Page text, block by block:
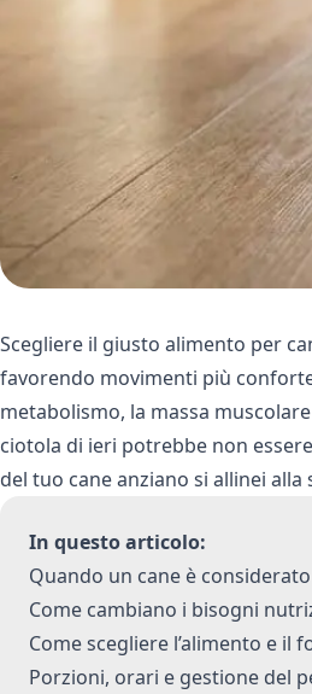
Scegliere il giusto alimento per
favorendo movimenti più
metabolismo, la massa
ciotola di ieri potrebbe non
del tuo cane anziano si allinei
In questo articolo:
Quando un cane è considerato
Come cambiano i bisogni
Come scegliere l’alimento e il
Porzioni, orari e gestione del